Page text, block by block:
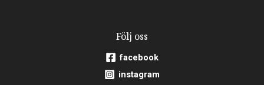
Följ oss
facebook
instagram